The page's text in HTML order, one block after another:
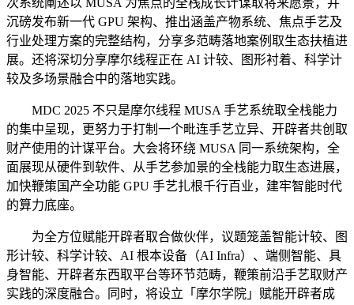
次系统阐述以 MUSA 为焦点的全栈成长计谋取将来愿景，并
沉磅发布新一代 GPU 架构、推出涵盖产物系统、焦点手艺及
行业处理方案的完整结构，分享多范畴落地案例取生态扶植进
展。还将深切分享摩尔线程正在 AI 计较、图形衬着、科学计
较及多场景融合中的落地实践。
MDC 2025 不只是摩尔线程 MUSA 手艺系统取全栈能力
的集中呈现，更努力于打制一个毗连手艺立异、开辟者共创取
财产使用的计谋平台。大会将环绕 MUSA 同一系统架构，全
面展现从硬件到软件、从手艺参加景的全栈能力取生态进展，
加快鞭策国产全功能 GPU 手艺扎根千行百业，建牢智能时代
的算力底座。
为全方位赋能开辟者取合做伙伴，议题笼盖智能计较、图
形计较、科学计较、AI 根本设备（AI Infra）、端侧智能、具
身智能、开辟者东西取平台等环节范畴，鞭策前沿手艺取财产
实践的深度融合。同时，将设立「摩尔学院」赋能开辟者成